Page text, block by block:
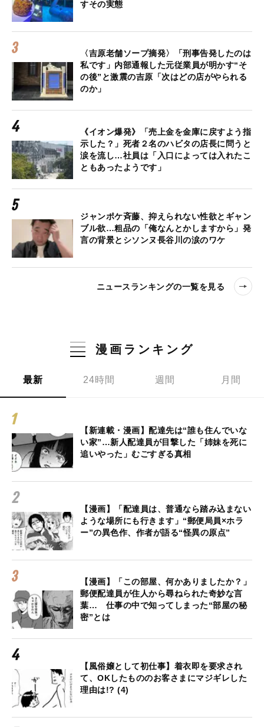
すその実態
〈吉原老舗ソープ摘発〉「刑事告発したのは
私です」内部通報した元従業員が明かす“そ
の後”と激震の吉原「次はどの店がやられる
のか」
《イオン爆発》「売上金を金庫に戻すよう指
示した？」死者２名のハビタの店長に問うと
涙を流し…社員は「入口によっては入れたこ
ともあったようです」
ジャンポケ斉藤、抑えられない性欲とギャン
ブル欲…粗品の「俺なんとかしますから」発
言の背景とシソンヌ長谷川の涙のワケ
ニュースランキングの一覧を見る
漫画ランキング
最新 24時間 週間 月間
【新連載・漫画】配達先は“誰も住んでいな
い家”…新人配達員が目撃した「姉妹を死に
追いやった」むごすぎる真相
【漫画】「配達員は、普通なら踏み込まない
ような場所にも行きます」“郵便局員×ホラ
ー”の異色作、作者が語る“怪異の原点”
【漫画】「この部屋、何かありましたか？」
郵便配達員が住人から尋ねられた奇妙な言
葉… 仕事の中で知ってしまった“部屋の秘
密”とは
【風俗嬢として初仕事】着衣即を要求され
て、OKしたもののお客さまにマジギレした
理由は!? (4)